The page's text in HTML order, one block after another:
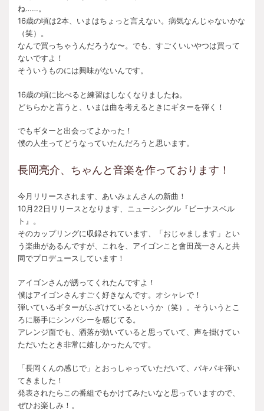
ね……。
16歳の頃は2本、いまはちょっと言えない。病気なんじゃないかな
（笑）。
なんで買っちゃうんだろうな〜。でも、すごくいいやつは買って
ないですよ！
そういうものには興味がないんです。
16歳の頃に比べると練習はしなくなりましたね。
どちらかと言うと、いまは曲を考えるときにギターを弾く！
でもギターと出会ってよかった！
僕の人生ってどうなっていたんだろうと思います。
長岡亮介、ちゃんと音楽を作っております！
今月リリースされます、あいみょんさんの新曲！
10月22日リリースとなります、ニューシングル『ビーナスベル
ト』。
そのカップリングに収録されています、「おじゃまします」とい
う楽曲があるんですが、これを、アイゴンこと會田茂一さんと共
同でプロデュースしています！
アイゴンさんが誘ってくれたんですよ！
僕はアイゴンさんすごく好きなんです。オシャレで！
弾いているギターがふざけているというか（笑）。そういうとこ
ろに勝手にシンパシーを感じてる。
アレンジ面でも、洒落が効いていると思っていて、声を掛けてい
ただいたとき非常に嬉しかったんです。
「長岡くんの感じで」とおっしゃっていただいて、パキパキ弾い
てきました！
発表されたらこの番組でもかけてみたいなと思っていますので、
ぜひお楽しみ！。